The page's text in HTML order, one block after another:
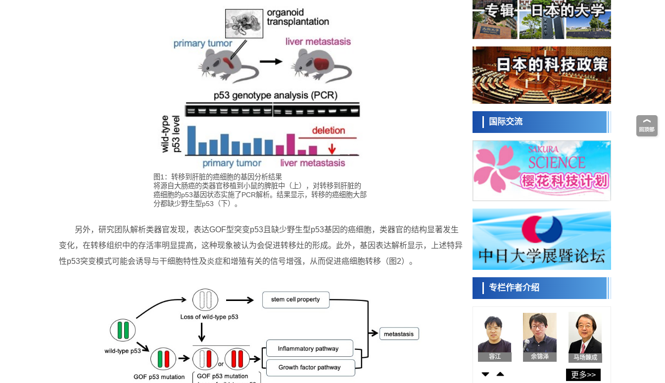
图1：转移到肝脏的癌细胞的基因分析结果
将源自大肠癌的类器官移植到小鼠的脾脏中（上），对转移到肝脏的
癌细胞的p53基因状态实施了PCR解析。结果显示，转移的癌细胞大部
分都缺少野生型p53（下）。
另外，研究团队解析类器官发现，表达GOF型突变p53且缺少野生型p53基因的癌细胞，类器官的结构显著发生
变化，在转移组织中的存活率明显提高，这种现象被认为会促进转移灶的形成。此外，基因表达解析显示，上述特异
性p53突变模式可能会诱导与干细胞特性及炎症和增殖有关的信号增强，从而促进癌细胞转移（图2）。
九州大学揭示夜间眼压升高机制：两种激素
波动叠加所致
科学研究
东京都产技研采用新手法开发出可稳定工作
至300℃的介电材料，已验证电容器可在汽车
发动机等高温环境下工作
经济・社会
日本生成式AI使用者占比一年内翻倍，但与
中美德仍有较大差距
政策
日本修订首都直下型地震紧急对策：目标为
死亡人数至少减半，重点强化火灾防控
科学研究
福井大学发现细胞记忆过往并抑制反应的机
制，阐明即便DNA相同反应迥异之谜
科学研究
安全性，在转移性尿路上皮癌患者中开展临
床试验
政策
日本发布《令和8年版科学技术与创新白皮
书》，解读第七期基本计划首年度政策方向
科学研究
东京大学发现可诱导细胞死亡的新型信使物
质
科学研究
东京都健康长寿医疗中心跨器官揭示衰老过
程中的糖链变化
科学研究
产总研无需石油利用松脂制备石墨前驱体，
可作为电池电极材料
科学研究
东京大学和海上保安厅等发现南海海槽沿线
政策
日本第2次医疗研究开发调整费，根据一线实
科学研究
千叶大学鉴定出导致难治性疾病“肺高血压症”
恶化的蛋白质“MYL9/12”，会引发血管结构恶
化科学研究
京都大学高效生成光的构成单元“光子”，可应
用于量子计算机
开发出300亿年仅误差1秒的光晶格钟，构建
国际交流
专栏作者介绍
日本科学未
来馆 科学交
流员
小岩井忠道 泷川 进
容江 余锦泽 马场錬成
更多>>